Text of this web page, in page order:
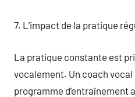
7. L’impact de la pratique
La pratique constante est
vocalement. Un coach
programme d’entraînement